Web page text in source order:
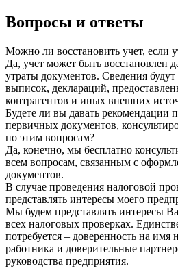
Вопросы и ответы
Можно ли восстановить учет, если
Да, учет может быть восстановлен
утраты документов. Сведения будут
выписок, деклараций,
контрагентов и иных внешних
Будете ли вы давать рекомендации
первичных документов,
по этим вопросам?
Да, конечно, мы бесплатно
всем вопросам, связанным с
документов.
В случае проведения налоговой
представлять интересы моего
Мы будем представлять интересы
всех налоговых проверках.
потребуется – доверенность на имя
работника и доверительные
руководства предприятия.